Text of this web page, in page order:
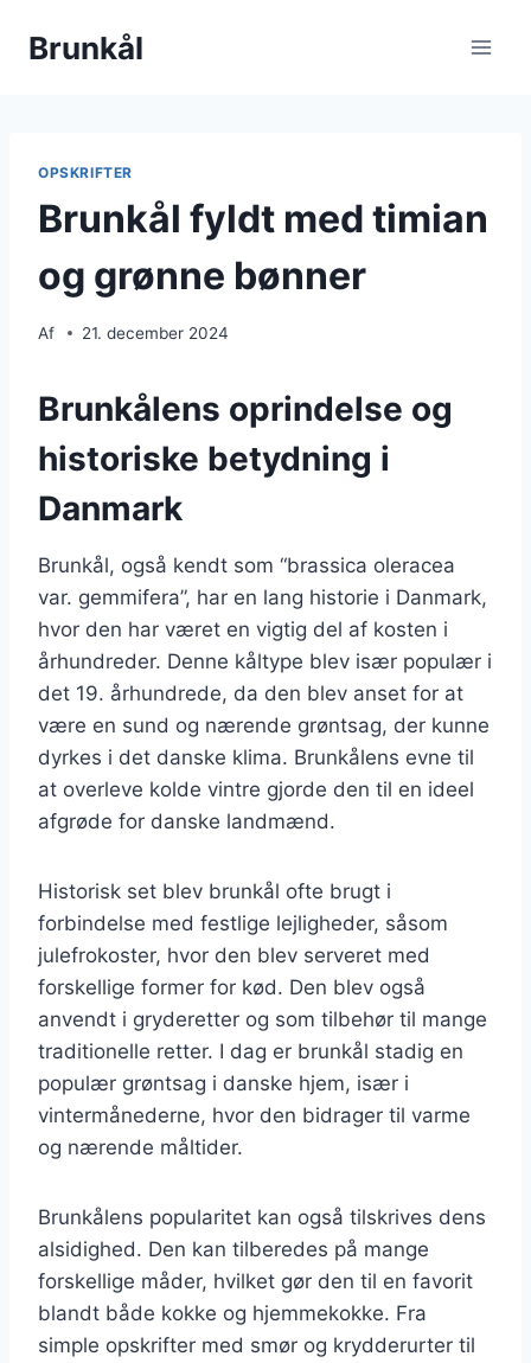
Brunkål
OPSKRIFTER
Brunkål fyldt med timian
og grønne bønner
Af 21. december 2024
Brunkålens oprindelse og
historiske betydning i
Danmark
Brunkål, også kendt som “brassica oleracea
var. gemmifera”, har en lang historie i Danmark,
hvor den har været en vigtig del af kosten i
århundreder. Denne kåltype blev især populær i
det 19. århundrede, da den blev anset for at
være en sund og nærende grøntsag, der kunne
dyrkes i det danske klima. Brunkålens evne til
at overleve kolde vintre gjorde den til en ideel
afgrøde for danske landmænd.
Historisk set blev brunkål ofte brugt i
forbindelse med festlige lejligheder, såsom
julefrokoster, hvor den blev serveret med
forskellige former for kød. Den blev også
anvendt i gryderetter og som tilbehør til mange
traditionelle retter. I dag er brunkål stadig en
populær grøntsag i danske hjem, især i
vintermånederne, hvor den bidrager til varme
og nærende måltider.
Brunkålens popularitet kan også tilskrives dens
alsidighed. Den kan tilberedes på mange
forskellige måder, hvilket gør den til en favorit
blandt både kokke og hjemmekokke. Fra
simple opskrifter med smør og krydderurter til